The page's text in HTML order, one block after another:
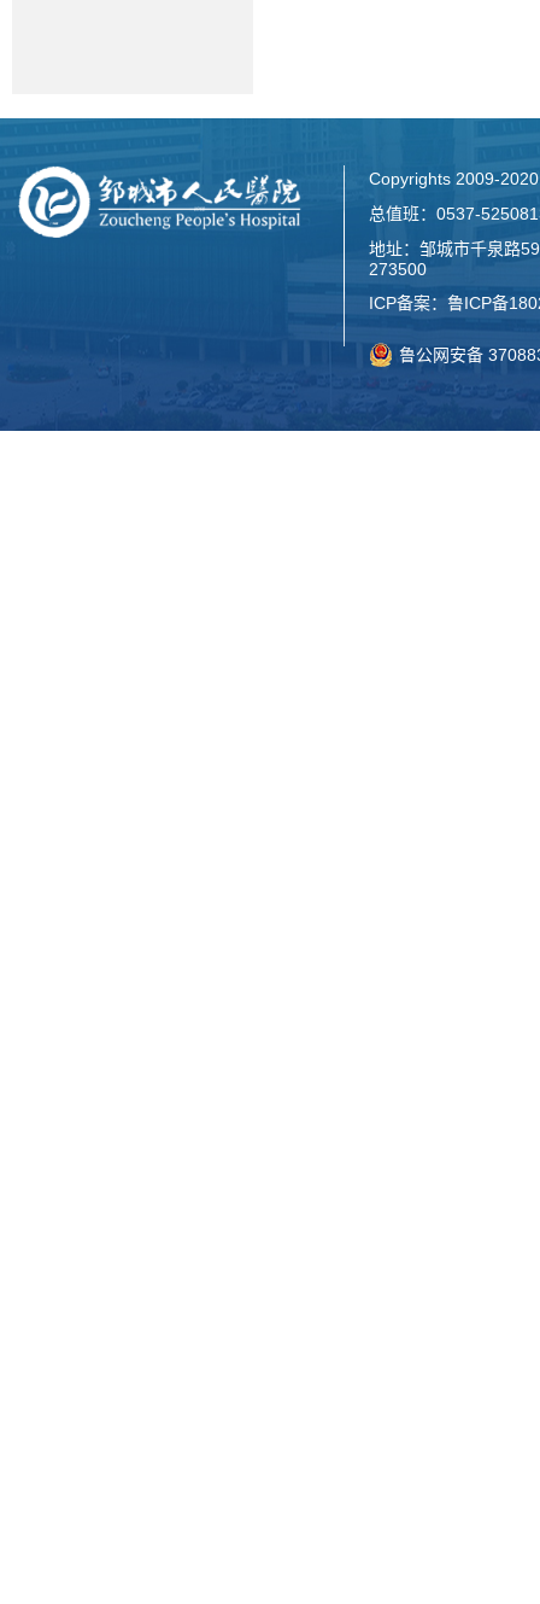
Copyrights 2009-
总值班：0537-
地址：邹城市千泉路
273500
ICP备案： 鲁ICP备
鲁公网安备